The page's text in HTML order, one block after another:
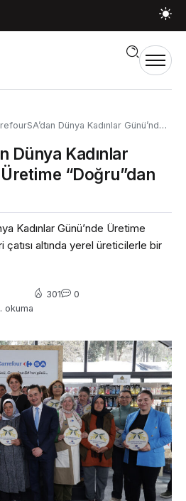
Dünya Kadınlar Günü’nde Yerel Üretime “Doğru”dan Destek
Dünya Kadınlar
“Doğru”dan
Kadınlar Günü’nde Üretime
altında yerel üreticilerle bir
okuma
301 0